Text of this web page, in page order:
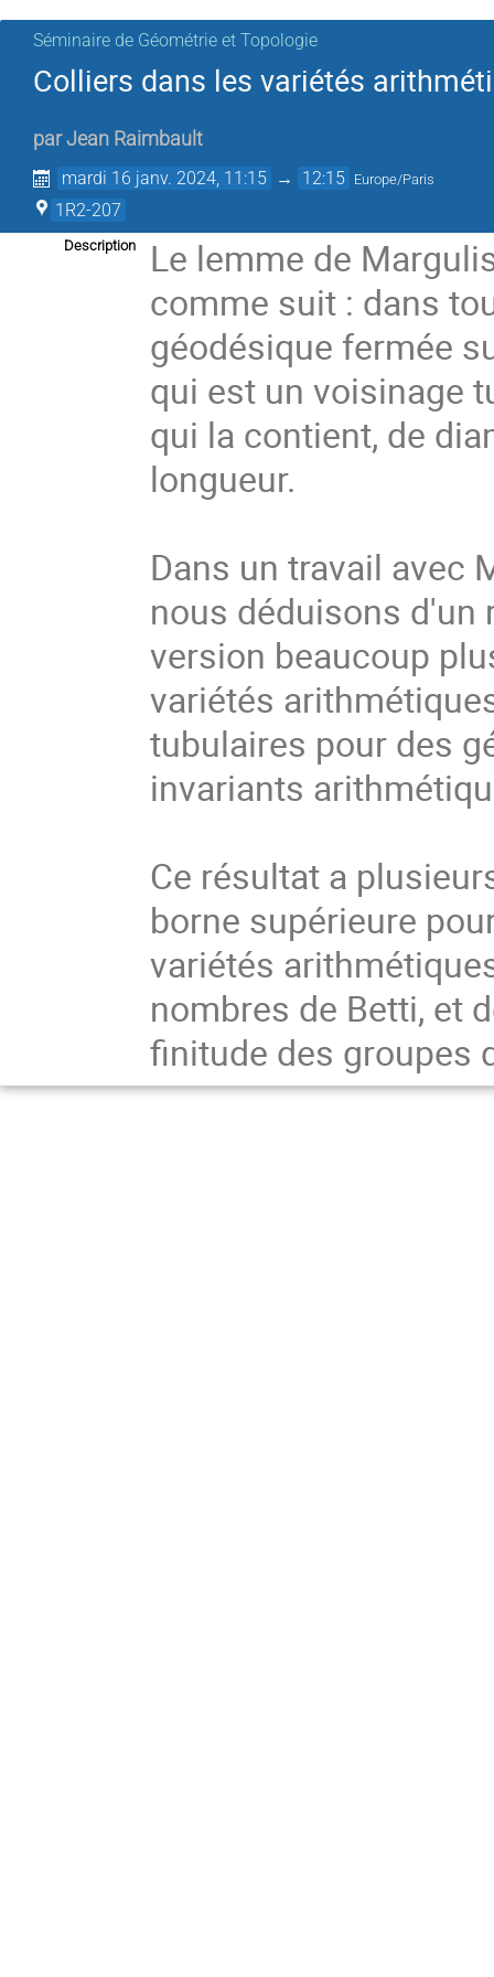
Séminaire de Géométrie et Topologie
Colliers dans les variétés
parJean Raimbault
mardi 16 janv. 2024, 11:15 → 12:15 Europe/Paris
1R2-207
Description
Le lemme de
comme suit : dans
géodésique fermée
qui est un voisinage
qui la contient, de
longueur.
Dans un travail avec
nous déduisons d'un
version beaucoup
variétés
tubulaires pour des
invariants
Ce résultat a
borne supérieure
variétés
nombres de Betti, et
finitude des groupes